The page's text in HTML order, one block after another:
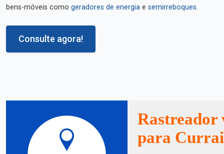
bens-móveis como geradores de energia e semirreboques.
Consulte agora!
Rastreador
para